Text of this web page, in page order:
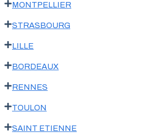
MONTPELLIER
STRASBOURG
LILLE
BORDEAUX
RENNES
TOULON
SAINT ETIENNE